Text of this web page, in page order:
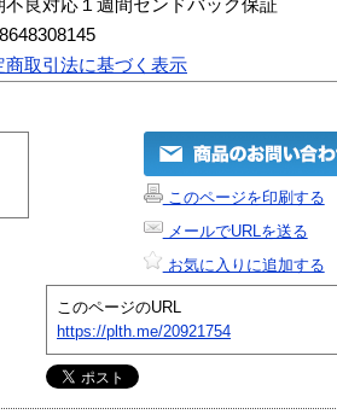
不良対応１週間センドバック保証
商取引法に基づく表示
このページを印刷する
メールでURLを送る
お気に入りに追加する
このページのURL
https://plth.me/20921754